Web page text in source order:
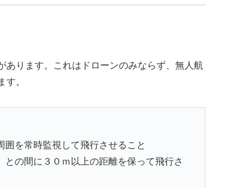
あります。これはドローンのみならず、無人航
。
を常時監視して飛行させること
の間に３０ｍ以上の距離を保って飛行さ